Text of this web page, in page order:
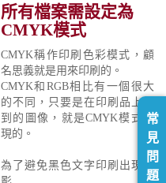
所有檔案需設定為
CMYK模式
CMYK稱作印刷色彩模式，顧
名思義就是用來印刷的。
CMYK和RGB相比有一個很大
的不同，只要是在印刷品上看
到的圖像，就是CMYK模式表
現的。
為了避免黑色文字印刷出現重
常
見
問
題